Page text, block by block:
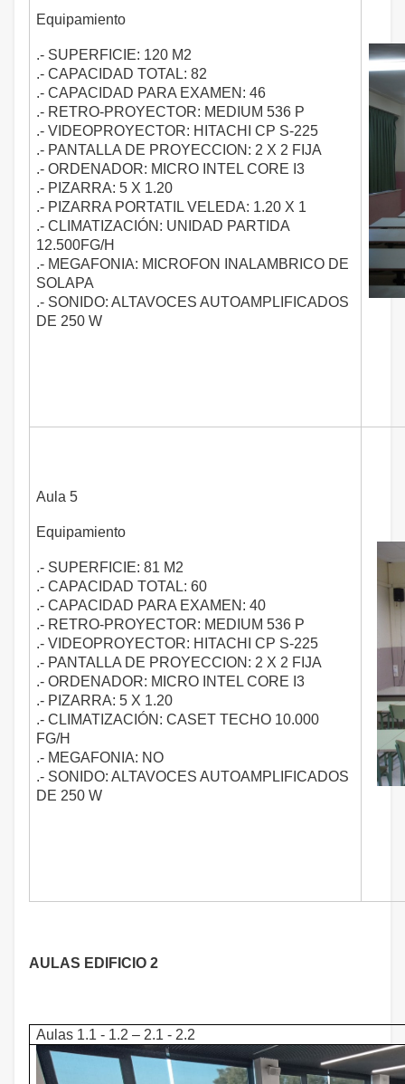
Equipamiento
.- SUPERFICIE: 120 M2
.- CAPACIDAD TOTAL: 82
.- CAPACIDAD PARA EXAMEN: 46
.- RETRO-PROYECTOR: MEDIUM 536 P
.- VIDEOPROYECTOR: HITACHI CP S-225
.- PANTALLA DE PROYECCION: 2 X 2 FIJA
.- ORDENADOR: MICRO INTEL CORE I3
.- PIZARRA: 5 X 1.20
.- PIZARRA PORTATIL VELEDA: 1.20 X 1
.- CLIMATIZACIÓN: UNIDAD PARTIDA
12.500FG/H
.- MEGAFONIA: MICROFON INALAMBRICO DE
SOLAPA
.- SONIDO: ALTAVOCES AUTOAMPLIFICADOS
DE 250 W
Aula 5
Equipamiento
.- SUPERFICIE: 81 M2
.- CAPACIDAD TOTAL: 60
.- CAPACIDAD PARA EXAMEN: 40
.- RETRO-PROYECTOR: MEDIUM 536 P
.- VIDEOPROYECTOR: HITACHI CP S-225
.- PANTALLA DE PROYECCION: 2 X 2 FIJA
.- ORDENADOR: MICRO INTEL CORE I3
.- PIZARRA: 5 X 1.20
.- CLIMATIZACIÓN: CASET TECHO 10.000
FG/H
.- MEGAFONIA: NO
.- SONIDO: ALTAVOCES AUTOAMPLIFICADOS
DE 250 W
AULAS EDIFICIO 2
Aulas 1.1 - 1.2 – 2.1 - 2.2